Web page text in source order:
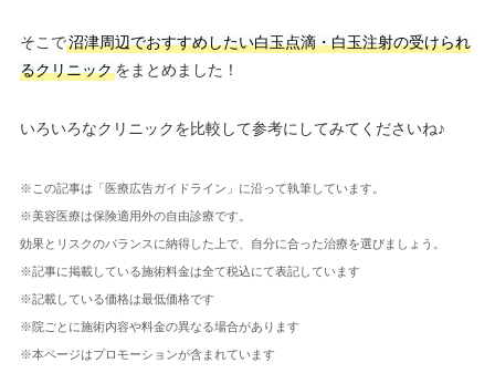
そこで沼津周辺でおすすめしたい白玉点滴・白玉注射の受けられ
るクリニックをまとめました！
いろいろなクリニックを比較して参考にしてみてくださいね♪
※この記事は「医療広告ガイドライン」に沿って執筆しています。
※美容医療は保険適用外の自由診療です。
効果とリスクのバランスに納得した上で、自分に合った治療を選びましょう。
※記事に掲載している施術料金は全て税込にて表記しています
※記載している価格は最低価格です
※院ごとに施術内容や料金の異なる場合があります
※本ページはプロモーションが含まれています